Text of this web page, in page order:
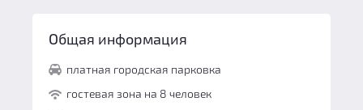
Общая информация
платная городская парковка
гостевая зона на 8 человек